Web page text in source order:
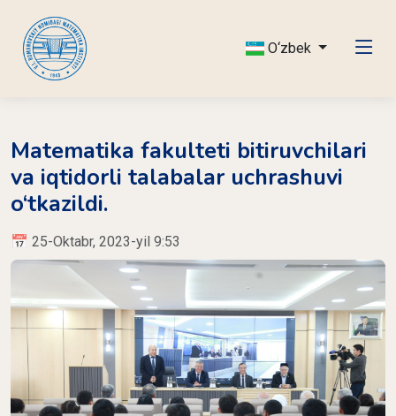
O‘zbek
Matematika fakulteti bitiruvchilari
va iqtidorli talabalar uchrashuvi
o‘tkazildi.
📅 25-Oktabr, 2023-yil 9:53